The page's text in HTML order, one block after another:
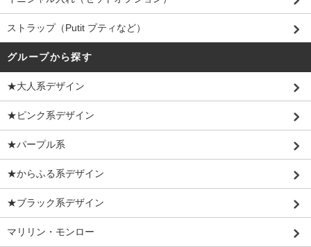
ストラップ（Putit プティなど）
グループから探す
★大人系デザイン
★ピンク系デザイン
★パープル系
★からふる系デザイン
★ブラック系デザイン
マリリン・モンロー